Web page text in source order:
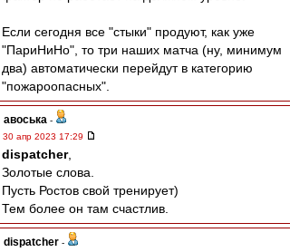
Если сегодня все "стыки" продуют, как уже
"ПариНиНо", то три наших матча (ну, минимум
два) автоматически перейдут в категорию
"пожароопасных".
авоська -
30 апр 2023 17:29
dispatcher,
Золотые слова.
Пусть Ростов свой тренирует)
Тем более он там счастлив.
dispatcher -